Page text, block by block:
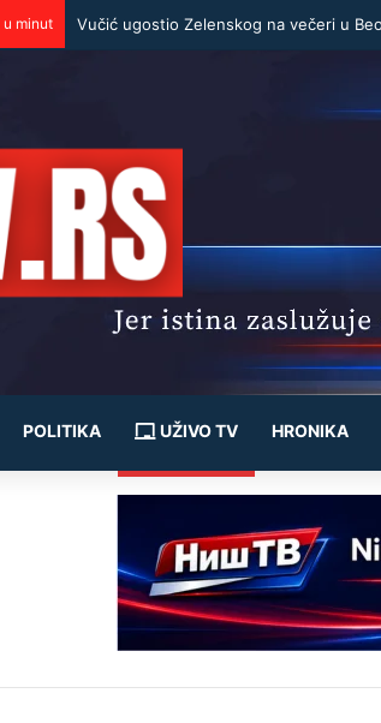
u minut
POLITIKA UŽIVO TV HRONIKA